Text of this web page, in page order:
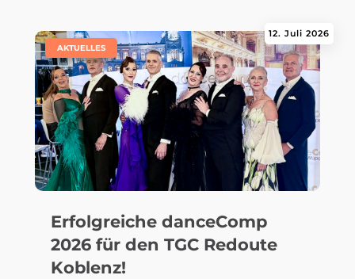
Erfolgreiche danceComp
2026 für den TGC Redoute
Koblenz!
12. Juli 2026
AKTUELLES